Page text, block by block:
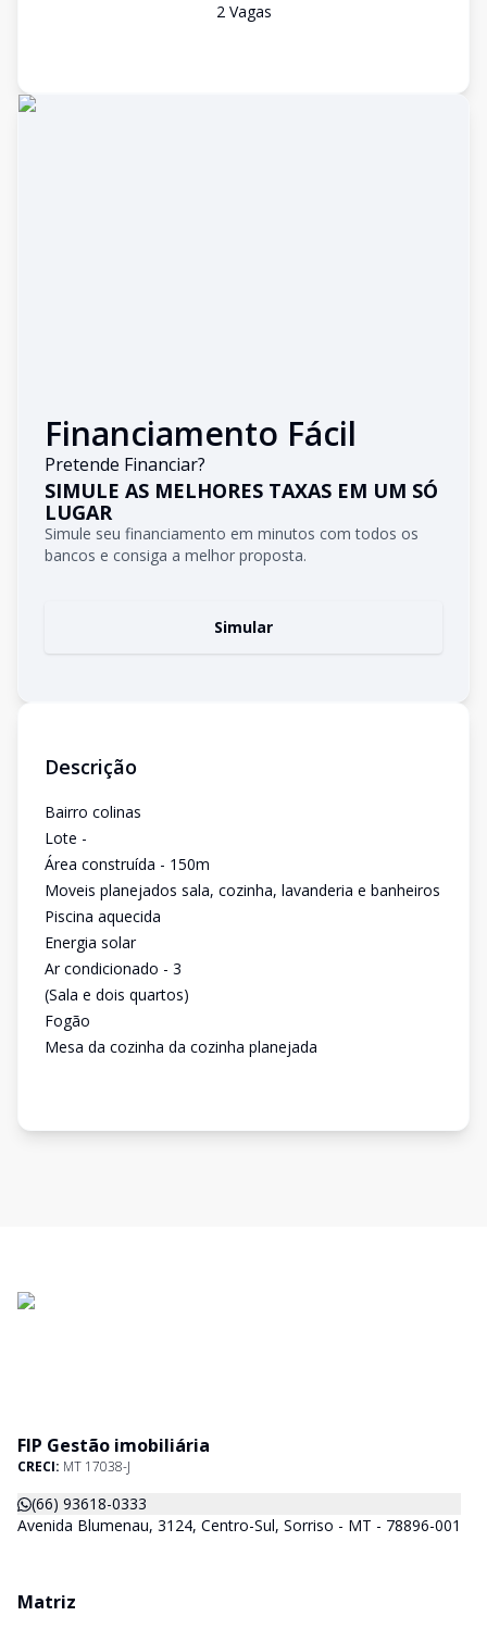
2Vagas
Financiamento Fácil
Pretende Financiar?
SIMULE AS MELHORES TAXAS EM UM SÓ
LUGAR
Simule seu financiamento em minutos com todos os
bancos e consiga a melhor proposta.
Simular
Descrição
Bairro colinas
Lote -
Área construída - 150m
Moveis planejados sala, cozinha, lavanderia e banheiros
Piscina aquecida
Energia solar
Ar condicionado - 3
(Sala e dois quartos)
Fogão
Mesa da cozinha da cozinha planejada
FIP Gestão imobiliária
CRECI: MT 17038-J
(66) 93618-0333
Avenida Blumenau, 3124, Centro-Sul, Sorriso - MT - 78896-001
Matriz